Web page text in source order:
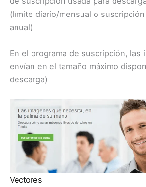
(límite diario/mensual o
anual)
En el programa de suscripción, las
envían en el tamaño máximo
descarga)
Vectores